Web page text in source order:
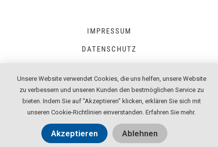
IMPRESSUM
DATENSCHUTZ
Unsere Website verwendet Cookies, die uns helfen, unsere Website
zu verbessern und unseren Kunden den bestmöglichen Service zu
bieten. Indem Sie auf "Akzeptieren" klicken, erklären Sie sich mit
unseren Cookie-Richtlinien einverstanden. Erfahren Sie mehr.
Akzeptieren Ablehnen